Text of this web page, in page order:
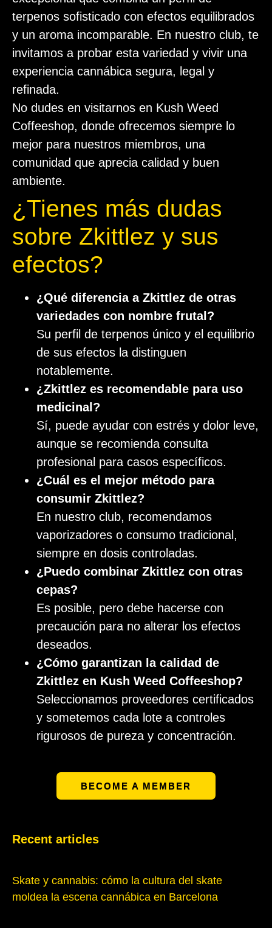
terpenos sofisticado con efectos equilibrados
y un aroma incomparable. En nuestro club, te
invitamos a probar esta variedad y vivir una
experiencia cannábica segura, legal y
refinada.
No dudes en visitarnos en Kush Weed
Coffeeshop, donde ofrecemos siempre lo
mejor para nuestros miembros, una
comunidad que aprecia calidad y buen
ambiente.
¿Tienes más dudas
sobre Zkittlez y sus
efectos?
¿Qué diferencia a Zkittlez de otras
variedades con nombre frutal?
Su perfil de terpenos único y el equilibrio
de sus efectos la distinguen
notablemente.
¿Zkittlez es recomendable para uso
medicinal?
Sí, puede ayudar con estrés y dolor leve,
aunque se recomienda consulta
profesional para casos específicos.
¿Cuál es el mejor método para
consumir Zkittlez?
En nuestro club, recomendamos
vaporizadores o consumo tradicional,
siempre en dosis controladas.
¿Puedo combinar Zkittlez con otras
cepas?
Es posible, pero debe hacerse con
precaución para no alterar los efectos
deseados.
¿Cómo garantizan la calidad de
Zkittlez en Kush Weed Coffeeshop?
Seleccionamos proveedores certificados
y sometemos cada lote a controles
rigurosos de pureza y concentración.
BECOME A MEMBER
Recent articles
Skate y cannabis: cómo la cultura del skate
moldea la escena cannábica en Barcelona